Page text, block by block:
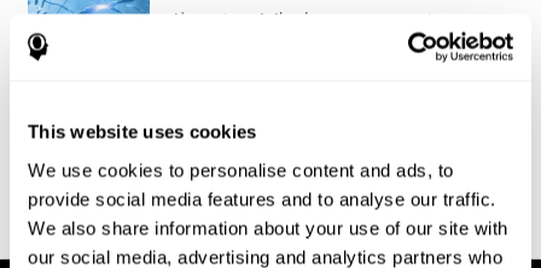
This website uses cookies
We use cookies to personalise content and ads, to
provide social media features and to analyse our traffic.
We also share information about your use of our site with
our social media, advertising and analytics partners who
L'exercice cérébral est un terme qui nous est
de plus en plus familier. En effet, les
scientifiques en apprennent chaque jour
maintenir en forme, tout comme le faisons
EN SAVOIR PLUS